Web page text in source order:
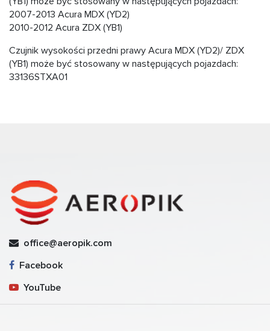
2007-2013 Acura MDX (YD2)
2010-2012 Acura ZDX (YB1)
Czujnik wysokości przedni prawy Acura MDX (YD2)/ ZDX
(YB1) może być stosowany w następujących pojazdach:
33136STXA01
office@aeropik.com
Facebook
YouTube